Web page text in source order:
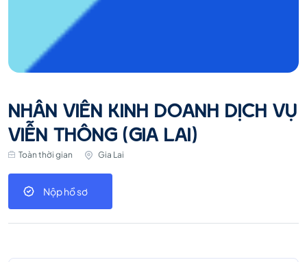
NHÂN VIÊN KINH DOANH DỊCH VỤ
VIỄN THÔNG (GIA LAI)
Toàn thời gian Gia Lai
Nộp hồ sơ